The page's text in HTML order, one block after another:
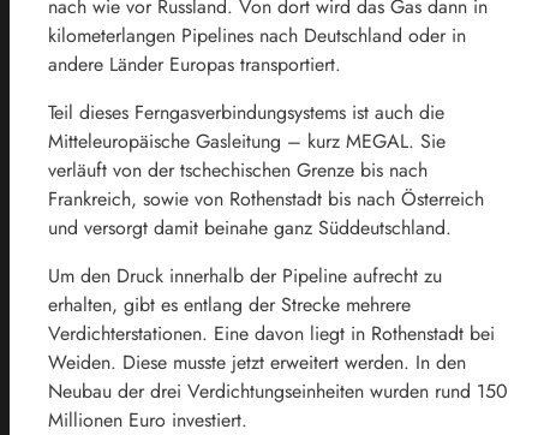
nach wie vor Russland. Von dort wird das Gas dann in
kilometerlangen Pipelines nach Deutschland oder in
andere Länder Europas transportiert.
Teil dieses Ferngasverbindungsystems ist auch die
Mitteleuropäische Gasleitung – kurz MEGAL. Sie
verläuft von der tschechischen Grenze bis nach
Frankreich, sowie von Rothenstadt bis nach Österreich
und versorgt damit beinahe ganz Süddeutschland.
Um den Druck innerhalb der Pipeline aufrecht zu
erhalten, gibt es entlang der Strecke mehrere
Verdichterstationen. Eine davon liegt in Rothenstadt bei
Weiden. Diese musste jetzt erweitert werden. In den
Neubau der drei Verdichtungseinheiten wurden rund 150
Millionen Euro investiert.